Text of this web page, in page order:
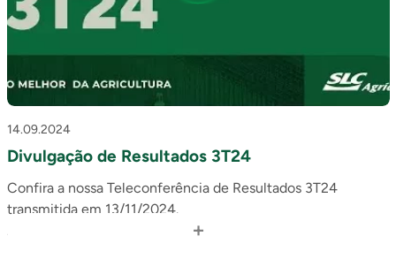
14.09.2024
Divulgação de Resultados 3T24
Confira a nossa Teleconferência de Resultados 3T24
transmitida em 13/11/2024.
Acesse o release: https://bit.ly/Resultados3T24
+